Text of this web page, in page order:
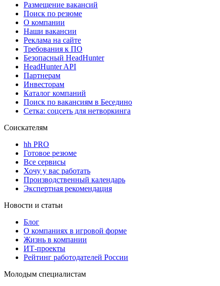
Размещение вакансий
Поиск по резюме
О компании
Наши вакансии
Реклама на сайте
Требования к ПО
Безопасный HeadHunter
HeadHunter API
Партнерам
Инвесторам
Каталог компаний
Поиск по вакансиям в Беседино
Сетка: соцсеть для нетворкинга
Соискателям
hh PRO
Готовое резюме
Все сервисы
Хочу у вас работать
Производственный календарь
Экспертная рекомендация
Новости и статьи
Блог
О компаниях в игровой форме
Жизнь в компании
ИТ-проекты
Рейтинг работодателей России
Молодым специалистам